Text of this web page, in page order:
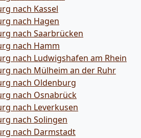
nach Kassel
nach Hagen
nach Saarbrücken
nach Hamm
nach Ludwigshafen am Rhein
nach Mülheim an der Ruhr
nach Oldenburg
nach Osnabrück
nach Leverkusen
nach Solingen
nach Darmstadt